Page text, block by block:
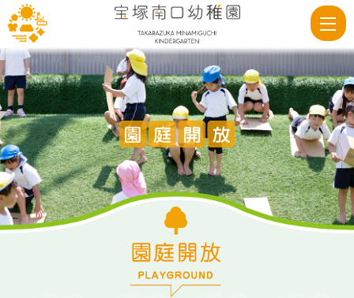
庭
開
放
|
宝
塚
南
口